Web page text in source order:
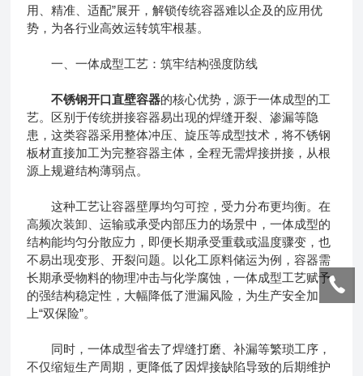
用、精准、适配”展开，解锁传统容器难以企及的应用优
势，为各行业高效运转筑牢根基。
一、一体成型工艺：筑牢结构强度防线
不锈钢开口直壁容器的核心优势，源于一体成型的工
艺。区别于传统拼接容器易出现的焊缝开裂、渗漏等隐
患，这类容器采用整体冲压、旋压等成型技术，将不锈钢
板材直接加工为完整容器主体，全程无需焊接拼接，从根
源上规避结构薄弱点。
这种工艺让容器壁厚均匀可控，受力分布更均衡。在
高频次装卸、运输或承受内部压力的场景中，一体成型的
结构能均匀分散应力，即便长期承受重载或温度骤变，也
不易出现变形、开裂问题。以化工原料储运为例，容器需
长期承受物料的物理冲击与化学腐蚀，一体成型工艺赋予
的强结构稳定性，大幅降低了泄漏风险，为生产安全加
上“双保险”。
同时，一体成型省去了焊缝打磨、补漏等繁琐工序，
不仅缩短生产周期，更降低了因焊接缺陷导致的后期维护